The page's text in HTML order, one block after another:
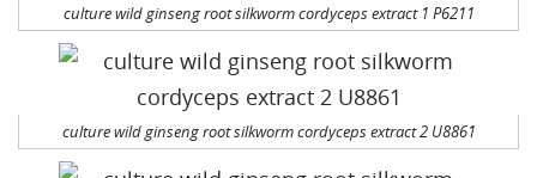
culture wild ginseng root silkworm cordyceps extract 1 P6211
culture wild ginseng root silkworm cordyceps extract 2 U8861